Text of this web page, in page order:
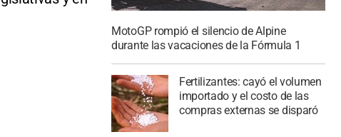
MotoGP rompió el silencio de Alpine
durante las vacaciones de la Fórmula 1
Fertilizantes: cayó el volumen
importado y el costo de las
compras externas se disparó